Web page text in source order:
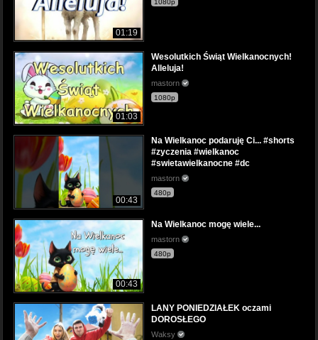
01:19
1080p
01:03
Wesolutkich Świąt Wielkanocnych!
Alleluja!
mastorn
1080p
00:43
Na Wielkanoc podaruję Ci... #shorts
#zyczenia #wielkanoc
#swietawielkanocne #dc
mastorn
480p
00:43
Na Wielkanoc mogę wiele...
mastorn
480p
LANY PONIEDZIAŁEK oczami
DOROSŁEGO
Waksy